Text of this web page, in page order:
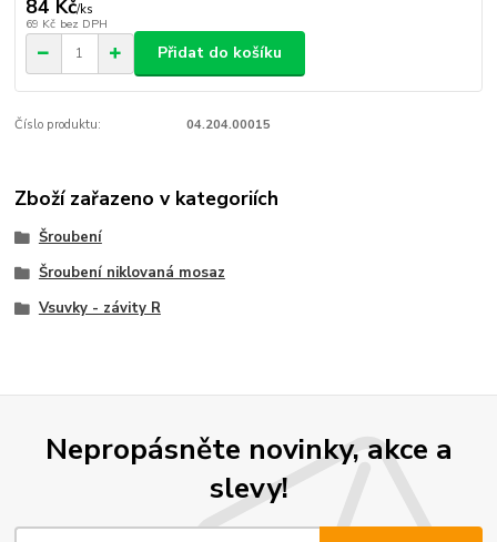
84 Kč/ks
69 Kč bez DPH
Přidat do košíku
Číslo produktu: 04.204.00015
Zboží zařazeno v kategoriích
Šroubení
Šroubení niklovaná mosaz
Vsuvky - závity R
Nepropásněte novinky, akce a
slevy!